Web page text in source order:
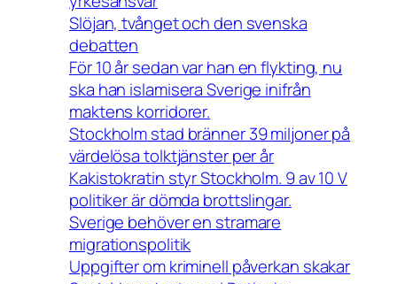
Slöjan, tvånget och den svenska
debatten
För 10 år sedan var han en flykting, nu
ska han islamisera Sverige inifrån
maktens korridorer.
Stockholm stad bränner 39 miljoner på
värdelösa tolktjänster per år
Kakistokratin styr Stockholm. 9 av 10 V
politiker är dömda brottslingar.
Sverige behöver en stramare
migrationspolitik
Uppgifter om kriminell påverkan skakar